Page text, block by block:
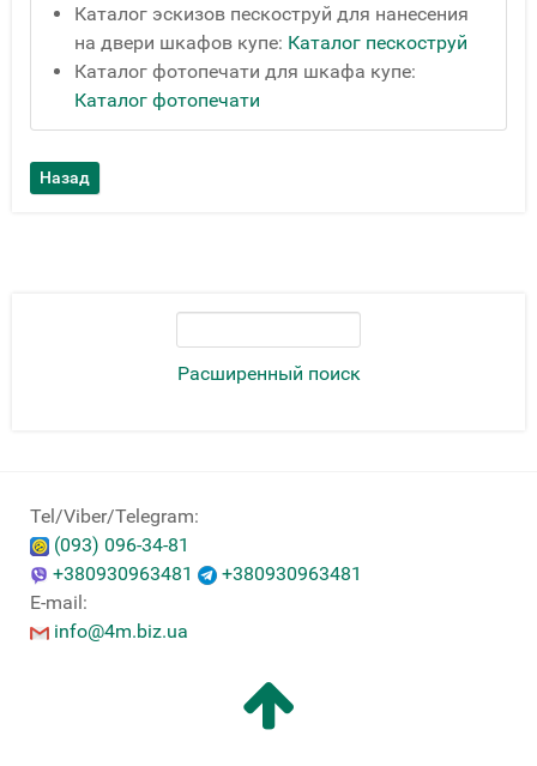
Расширенный поиск
Каталог эскизов пескоструй для нанесения
на двери шкафов купе: Каталог пескоструй
Каталог фотопечати для шкафа купе:
Каталог фотопечати
Tel/Viber/Telegram:
(093) 096-34-81
+380930963481
+380930963481
E-mail:
info@4m.biz.ua